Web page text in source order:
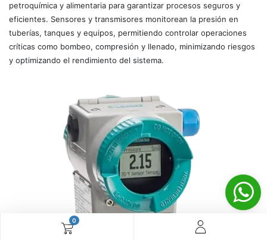
0
petroquímica y alimentaria para garantizar procesos seguros y
eficientes. Sensores y transmisores monitorean la presión en
tuberías, tanques y equipos, permitiendo controlar operaciones
críticas como bombeo, compresión y llenado, minimizando riesgos
y optimizando el rendimiento del sistema.